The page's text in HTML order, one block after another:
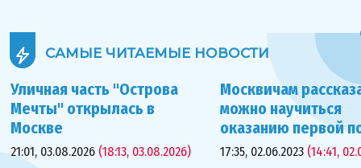
САМЫЕ ЧИТАЕМЫЕ НОВОСТИ
Уличная часть "Острова
Мечты" открылась в
Москве
21:01, 03.08.2026 (18:13, 03.08.2026)
Москвичам
можно научиться
оказанию первой
17:35, 02.06.2023 (14:41,